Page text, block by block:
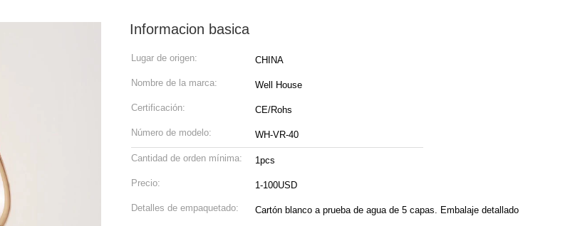
Informacion basica
Lugar de origen: CHINA
Nombre de la marca: Well House
Certificación: CE/Rohs
Número de modelo: WH-VR-40
Cantidad de orden mínima: 1pcs
Precio: 1-100USD
Detalles de empaquetado: Cartón blanco a prueba de agua de 5 capas. Embalaje detallado